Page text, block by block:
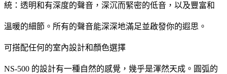
統：透明和有深度的聲音，深沉而緊密的低音，以及豐富和
溫暖的細節。所有的聲音能深深地滿足並啟發你的遐思。
可搭配任何的室內設計和顏色選擇
NS-500 的設計有一種自然的感覺，幾乎是渾然天成。圓弧的